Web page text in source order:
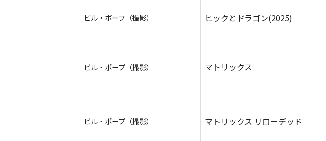
ビル・ポープ（撮影） ヒックとドラゴン(2025)
ビル・ポープ（撮影） マトリックス
ビル・ポープ（撮影） マトリックス リローデッド